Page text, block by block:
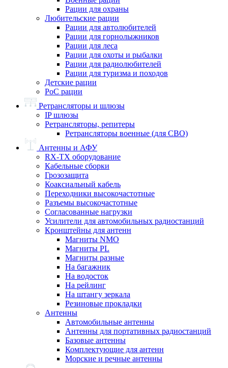
Рации для охраны
Любительские рации
Рации для автолюбителей
Рации для горнолыжников
Рации для леса
Рации для охоты и рыбалки
Рации для радиолюбителей
Рации для туризма и походов
Детские рации
PoC рации
Ретрансляторы и шлюзы
IP шлюзы
Ретрансляторы, репитеры
Ретрансляторы военные (для СВО)
Антенны и АФУ
RX-TX оборудование
Кабельные сборки
Грозозащита
Коаксиальный кабель
Переходники высокочастотные
Разъемы высокочастотные
Согласованные нагрузки
Усилители для автомобильных радиостанций
Кронштейны для антенн
Магниты NMO
Магниты PL
Магниты разные
На багажник
На водосток
На рейлинг
На штангу зеркала
Резиновые прокладки
Антенны
Автомобильные антенны
Антенны для портативных радиостанций
Базовые антенны
Комплектующие для антенн
Морские и речные антенны